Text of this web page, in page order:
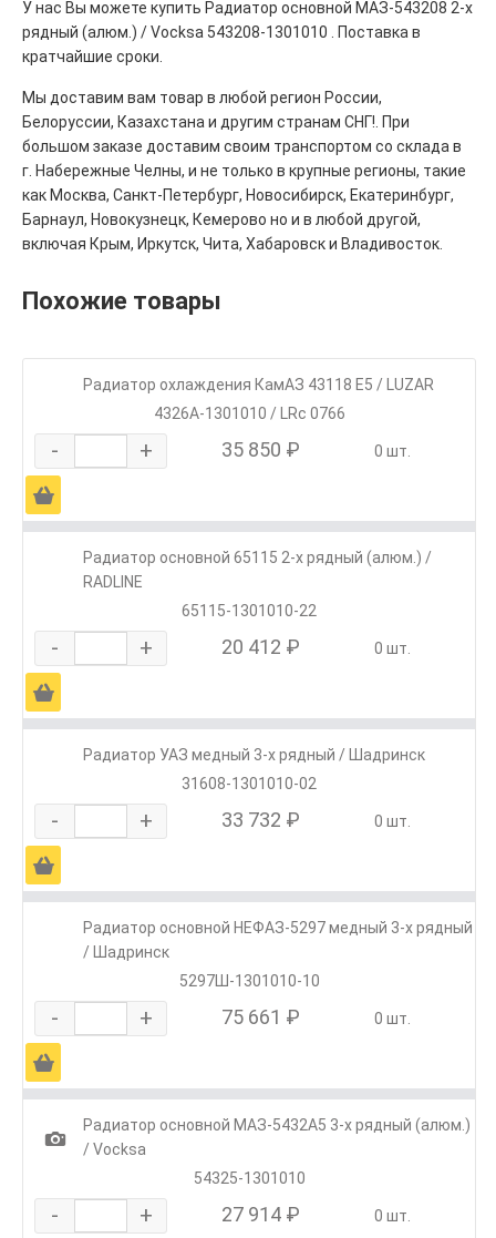
У нас Вы можете купить Радиатор основной МАЗ-543208 2-х
рядный (алюм.) / Vocksa 543208-1301010 . Поставка в
кратчайшие сроки.
Мы доставим вам товар в любой регион России,
Белоруссии, Казахстана и другим странам СНГ!. При
большом заказе доставим своим транспортом со склада в
г. Набережные Челны, и не только в крупные регионы, такие
как Москва, Санкт-Петербург, Новосибирск, Екатеринбург,
Барнаул, Новокузнецк, Кемерово но и в любой другой,
включая Крым, Иркутск, Чита, Хабаровск и Владивосток.
Похожие товары
Радиатор охлаждения КамАЗ 43118 Е5 / LUZAR
4326А-1301010 / LRc 0766
- + 35 850 ₽ 0 шт.
Ä
Радиатор основной 65115 2-х рядный (алюм.) /
RADLINE
65115-1301010-22
- + 20 412 ₽ 0 шт.
Ä
Радиатор УАЗ медный 3-х рядный / Шадринск
31608-1301010-02
- + 33 732 ₽ 0 шт.
Ä
Радиатор основной НЕФАЗ-5297 медный 3-х рядный
/ Шадринск
5297Ш-1301010-10
- + 75 661 ₽ 0 шт.
Ä
1
Радиатор основной МАЗ-5432А5 3-х рядный (алюм.)
/ Vocksa
54325-1301010
- + 27 914 ₽ 0 шт.